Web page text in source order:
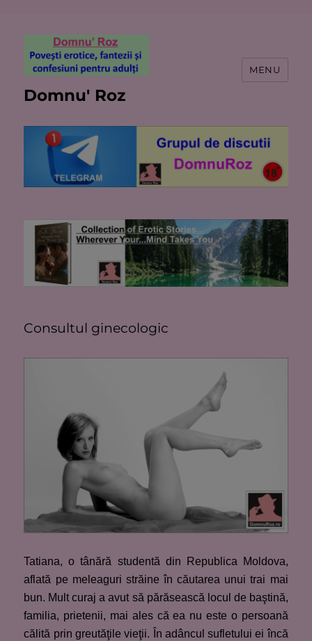
Domnu' Roz
MENU
Consultul ginecologic
Tatiana, o tânără studentă din Republica Moldova,
aflată pe meleaguri străine în căutarea unui trai mai
bun. Mult curaj a avut să părăsească locul de baştină,
familia, prietenii, mai ales că ea nu este o persoană
călită prin greutăţile vieţii. În adâncul sufletului ei încă